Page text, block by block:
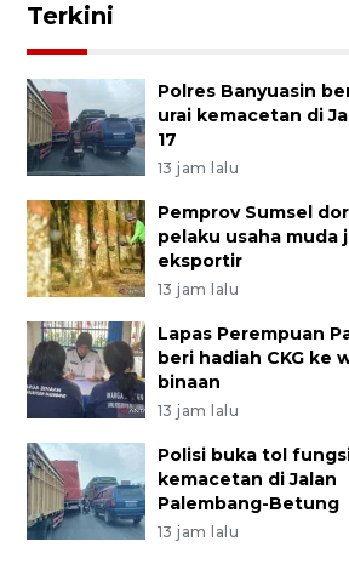
Terkini
Polres Banyuasin
urai kemacetan di
17
13 jam lalu
Pemprov Sumsel
pelaku usaha muda
eksportir
13 jam lalu
Lapas Perempuan
beri hadiah CKG ke
binaan
13 jam lalu
Polisi buka tol
kemacetan di Jalan
Palembang-Betung
13 jam lalu